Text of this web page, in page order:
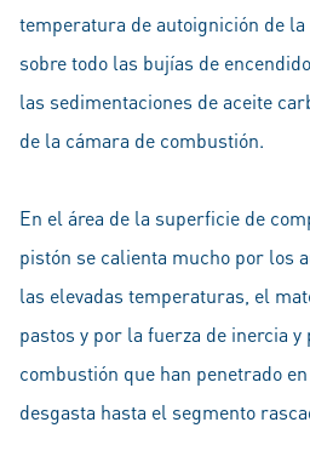
temperatura de autoignición de
sobre todo las bujías de
las sedimentaciones de aceite
de la cámara de combustión.
En el área de la superficie de
pistón se calienta mucho por los
las elevadas temperaturas, el
pastos y por la fuerza de inercia y
combustión que han penetrado
desgasta hasta el segmento